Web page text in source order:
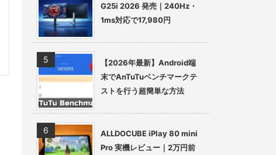
G25i 2026 発売｜240Hz・
1ms対応で17,980円
【2026年最新】Android端
末でAnTuTuベンチマークテ
ストを行う超簡単な方法
ALLDOCUBE iPlay 80 mini
Pro 実機レビュー｜2万円前